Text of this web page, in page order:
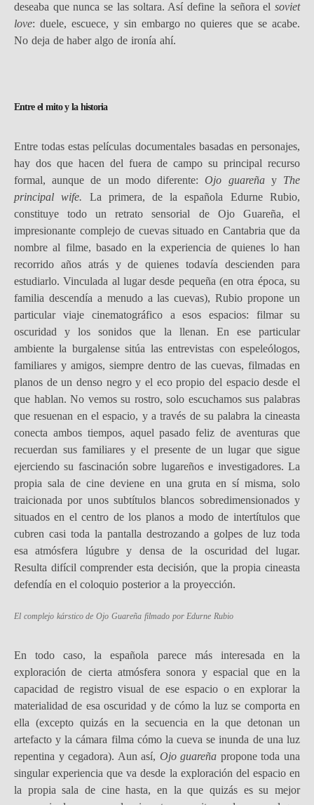
deseaba que nunca se las soltara. Así define la señora el soviet
love: duele, escuece, y sin embargo no quieres que se acabe.
No deja de haber algo de ironía ahí.
Entre el mito y la historia
Entre todas estas películas documentales basadas en personajes,
hay dos que hacen del fuera de campo su principal recurso
formal, aunque de un modo diferente:Ojo guareña y The
principal wife. La primera, de la española Edurne Rubio,
constituye todo un retrato sensorial de Ojo Guareña, el
impresionante complejo de cuevas situado en Cantabria que da
nombre al filme, basado en la experiencia de quienes lo han
recorrido años atrás y de quienes todavía descienden para
estudiarlo. Vinculada al lugar desde pequeña (en otra época, su
familia descendía a menudo a las cuevas), Rubio propone un
particular viaje cinematográfico a esos espacios: filmar su
oscuridad y los sonidos que la llenan. En ese particular
ambiente la burgalense sitúa las entrevistas con espeleólogos,
familiares y amigos, siempre dentro de las cuevas, filmadas en
planos de un denso negro y el eco propio del espacio desde el
que hablan. No vemos su rostro, solo escuchamos sus palabras
que resuenan en el espacio, y a través de su palabra la cineasta
conecta ambos tiempos, aquel pasado feliz de aventuras que
recuerdan sus familiares y el presente de un lugar que sigue
ejerciendo su fascinación sobre lugareños e investigadores. La
propia sala de cine deviene en una gruta en sí misma, solo
traicionada por unos subtítulos blancos sobredimensionados y
situados en el centro de los planos a modo de intertítulos que
cubren casi toda la pantalla destrozando a golpes de luz toda
esa atmósfera lúgubre y densa de la oscuridad del lugar.
Resulta difícil comprender esta decisión, que la propia cineasta
defendía en el coloquio posterior a la proyección.
El complejo kárstico de Ojo Guareña filmado por Edurne Rubio
En todo caso, la española parece más interesada en la
exploración de cierta atmósfera sonora y espacial que en la
capacidad de registro visual de ese espacio o en explorar la
materialidad de esa oscuridad y de cómo la luz se comporta en
ella (excepto quizás en la secuencia en la que detonan un
artefacto y la cámara filma cómo la cueva se inunda de una luz
repentina y cegadora). Aun así, Ojo guareña propone toda una
singular experiencia que va desde la exploración del espacio en
la propia sala de cine hasta, en la que quizás es su mejor